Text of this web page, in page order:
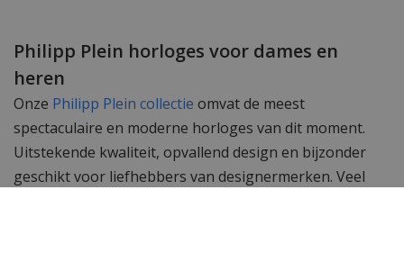
Philipp Plein horloges voor dames en
heren
Onze Philipp Plein collectie omvat de meest
spectaculaire en moderne horloges van dit moment.
Uitstekende kwaliteit, opvallend design en bijzonder
geschikt voor liefhebbers van designermerken. Veel